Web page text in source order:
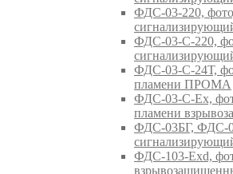
ФДС-03-220,
ФДС-03-С-220,
ФДС-03-С-24Т,
пламени ПРОМА
ФДС-03-С-Ex,
пламени
ФДС-03БГ, ФДС-
ФДС-103-Ехd,